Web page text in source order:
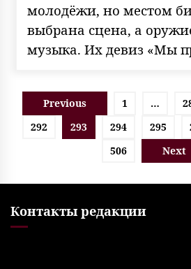
молодёжи, но местом
выбрана сцена, а
музыка. Их девиз «Мы
Пагинация
записей
Previous 1 …
292
293 294 295
506
Next
Контакты редакции